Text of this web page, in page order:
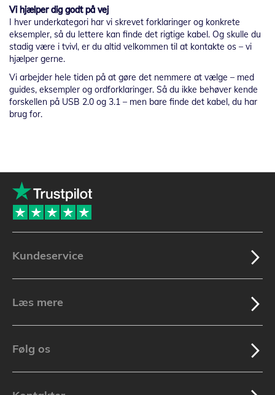
Vi hjælper dig godt på vej
I hver underkategori har vi skrevet forklaringer og konkrete
eksempler, så du lettere kan finde det rigtige kabel. Og skulle du
stadig være i tvivl, er du altid velkommen til at kontakte os – vi
hjælper gerne.
Vi arbejder hele tiden på at gøre det nemmere at vælge – med
guides, eksempler og ordforklaringer. Så du ikke behøver kende
forskellen på USB 2.0 og 3.1 – men bare finde det kabel, du har
brug for.
Kundeservice
Læs mere
Følg os